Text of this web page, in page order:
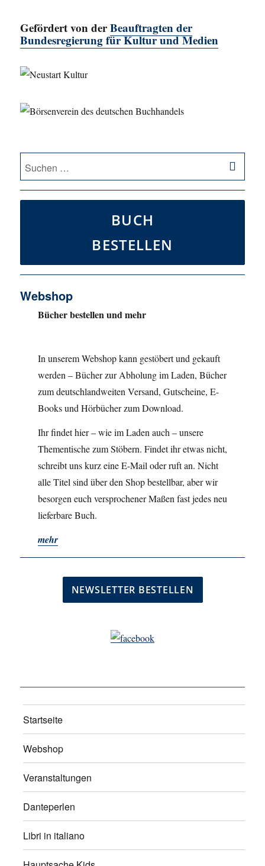
Gefördert von derBeauftragten der
Bundesregierung für Kultur und Medien
Suche
nach:
BUCH
BESTELLEN
Webshop
Bücher bestellen und mehr
In unserem Webshop kann gestöbert und gekauft
werden – Bücher zur Abholung im Laden, Bücher
zum deutschlandweiten Versand, Gutscheine, E-
Books und Hörbücher zum Download.
Ihr findet hier – wie im Laden auch – unsere
Thementische zum Stöbern. Findet ihr etwas nicht,
schreibt uns kurz eine E-Mail oder ruft an. Nicht
alle Titel sind über den Shop bestellbar, aber wir
besorgen euch versprochener Maßen fast jedes neu
lieferbare Buch.
mehr
Startseite
Webshop
Veranstaltungen
Danteperlen
Libri in italiano